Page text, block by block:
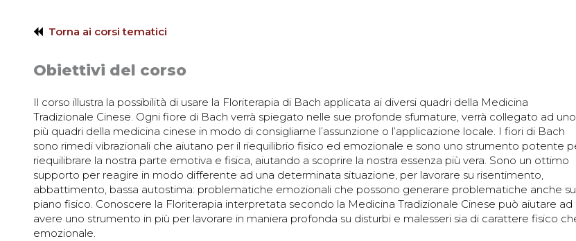
Torna ai corsi tematici
Obiettivi del corso
Il corso illustra la possibilità di usare la Floriterapia di Bach applicata ai diversi quadri della Medicina
Tradizionale Cinese. Ogni fiore di Bach verrà spiegato nelle sue profonde sfumature, verrà collegato ad
più quadri della medicina cinese in modo di consigliarne l’assunzione o l’applicazione locale. I fiori di Bach
sono rimedi vibrazionali che aiutano per il riequilibrio fisico ed emozionale e sono uno strumento potente
riequilibrare la nostra parte emotiva e fisica, aiutando a scoprire la nostra essenza più vera. Sono un ottimo
supporto per reagire in modo differente ad una determinata situazione, per lavorare su risentimento,
abbattimento, bassa autostima: problematiche emozionali che possono generare problematiche anche
piano fisico. Conoscere la Floriterapia interpretata secondo la Medicina Tradizionale Cinese può aiutare ad
avere uno strumento in più per lavorare in maniera profonda su disturbi e malesseri sia di carattere fisico
emozionale.